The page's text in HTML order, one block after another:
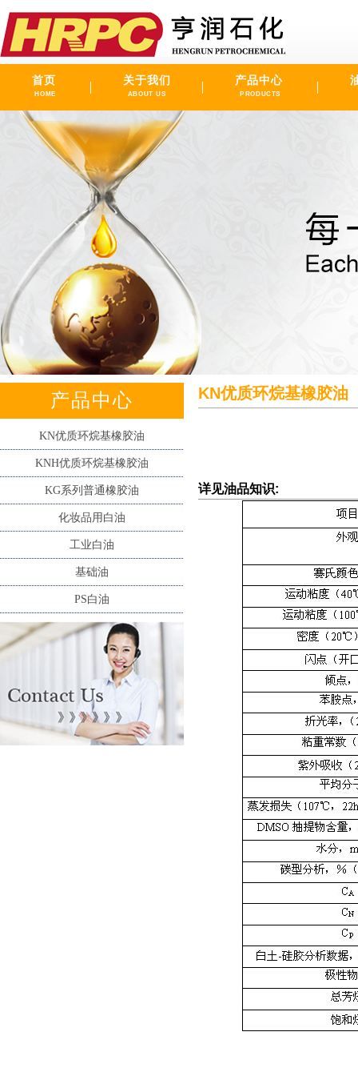
首页
HOME
关于我们
ABOUT US
产品中心
PRODUCTS
产品中心
KN优质环烷基橡胶油
KNH优质环烷基橡胶油
KG系列普通橡胶油
化妆品用白油
工业白油
基础油
PS白油
KN优质环烷基橡胶油
详见油品知识: